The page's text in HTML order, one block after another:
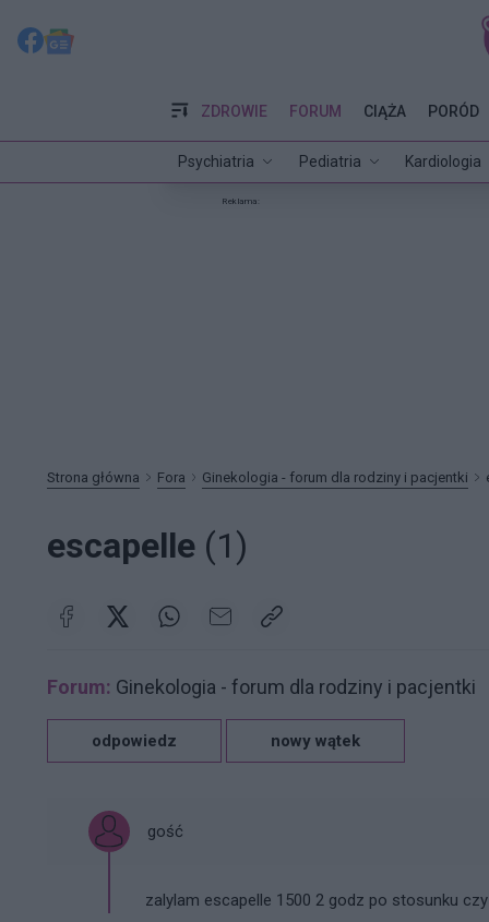
ZDROWIE
Psychiatria Pediatria Kardiologia
FORUM CIĄŻA PORÓD
Reklama:
Strona główna Fora Ginekologia - forum dla rodziny i pacjentki
escapelle (1)
Forum: Ginekologia - forum dla rodziny i pacjentki
odpowiedz nowy wątek
gość
zalylam escapelle 1500 2 godz po stosunku